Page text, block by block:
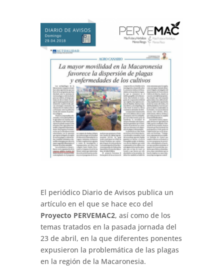
El periódico Diario de Avisos publica un
artículo en el que se hace eco del
Proyecto PERVEMAC2, así como de los
temas tratados en la pasada jornada del
23 de abril, en la que diferentes ponentes
expusieron la problemática de las plagas
en la región de la Macaronesia.